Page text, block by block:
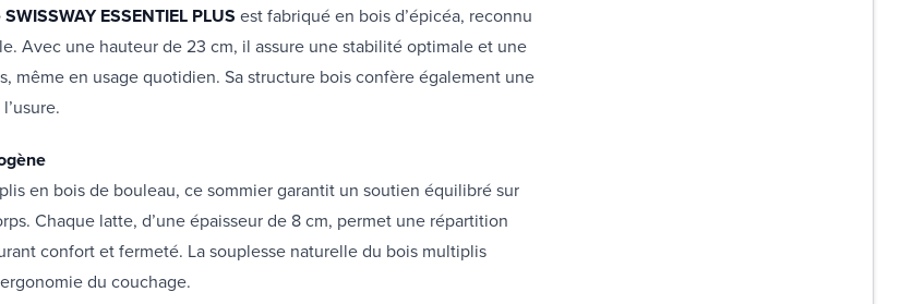
ESSENTIEL PLUS est fabriqué en bois d’épicéa, reconnu
Avec une hauteur de 23 cm, il assure une stabilité optimale et une
même en usage quotidien. Sa structure bois confère également une
en bois de bouleau, ce sommier garantit un soutien équilibré sur
Chaque latte, d’une épaisseur de 8 cm, permet une répartition
confort et fermeté. La souplesse naturelle du bois multiplis
du couchage.